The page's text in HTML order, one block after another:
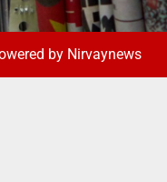
by Nirvaynews